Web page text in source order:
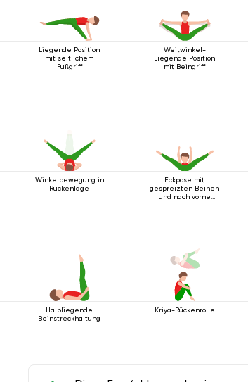
Liegende Position
mit seitlichem
Fußgriff
Weitwinkel-
Liegende Position
mit Beingriff
Winkelbewegung in
Rückenlage
Eckpose mit
gespreizten Beinen
und nach vorne
Halbliegende
Beinstreckhaltung
Kriya-Rückenrolle